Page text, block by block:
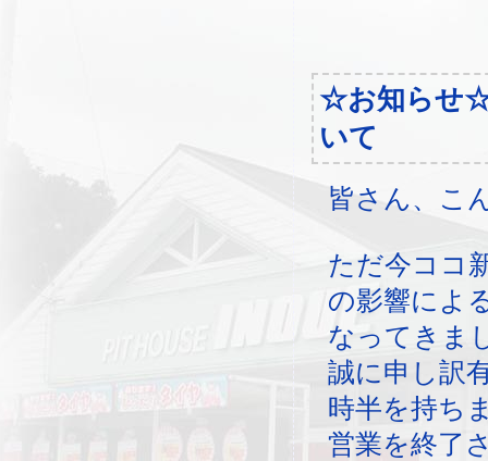
☆お知らせ
いて
皆さん、こ
ただ今ココ
の影響によ
なってきま
誠に申し訳
時半を持ち
営業を終了